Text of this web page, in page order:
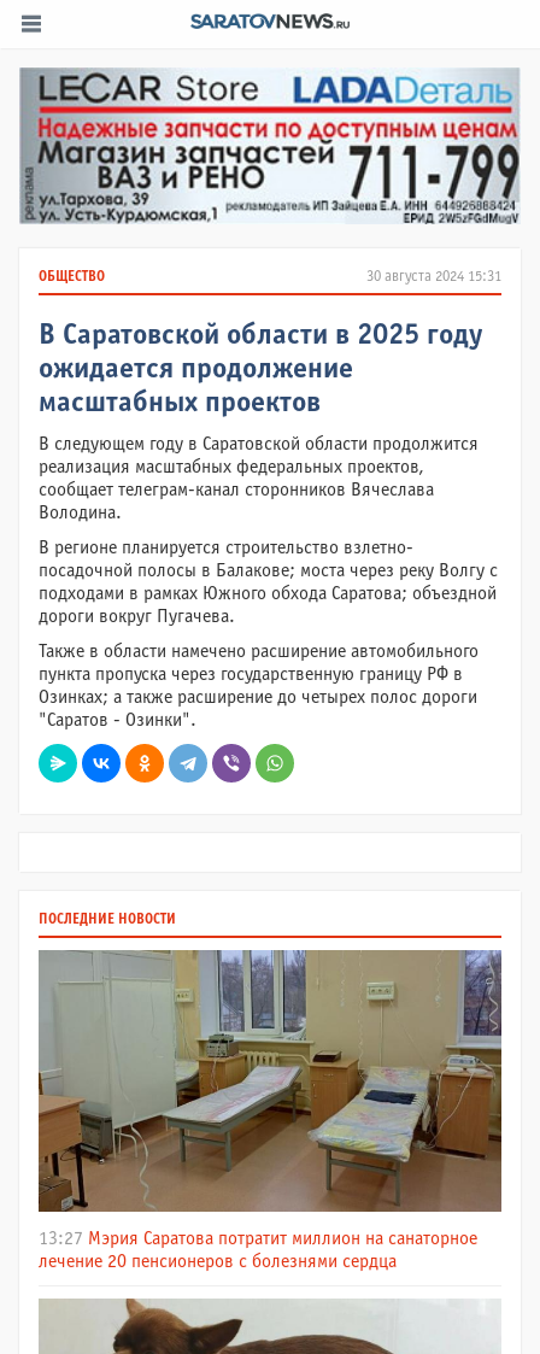
30 августа 2024 15:31
ОБЩЕСТВО
В Саратовской области в 2025 году
ожидается продолжение
масштабных проектов
В следующем году в Саратовской области продолжится
реализация масштабных федеральных проектов,
сообщает телеграм-канал сторонников Вячеслава
Володина.
В регионе планируется строительство взлетно-
посадочной полосы в Балакове; моста через реку Волгу с
подходами в рамках Южного обхода Саратова; объездной
дороги вокруг Пугачева.
Также в области намечено расширение автомобильного
пункта пропуска через государственную границу РФ в
Озинках; а также расширение до четырех полос дороги
"Саратов - Озинки".
ПОСЛЕДНИЕ НОВОСТИ
13:27 Мэрия Саратова потратит миллион на санаторное
лечение 20 пенсионеров с болезнями сердца